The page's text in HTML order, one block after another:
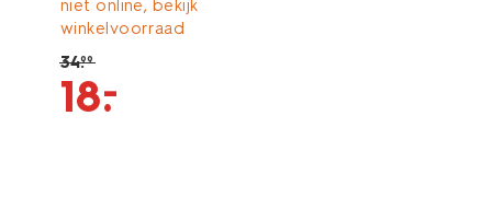
niet online, bekijk
winkelvoorraad
34.99
18.
–